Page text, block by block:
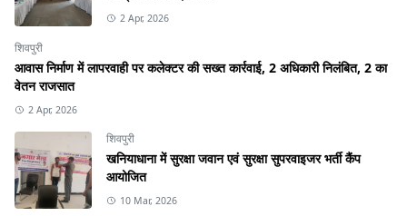
2 Apr, 2026
शिवपुरी
आवास निर्माण में लापरवाही पर कलेक्टर की सख्त कार्रवाई, 2 अधिकारी निलंबित, 2 का
वेतन राजसात
2 Apr, 2026
शिवपुरी
खनियाधाना में सुरक्षा जवान एवं सुरक्षा सुपरवाइजर भर्ती कैंप
आयोजित
10 Mar, 2026